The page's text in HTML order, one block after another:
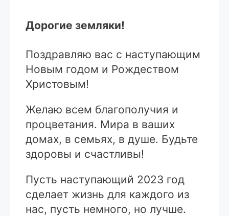
Дорогие земляки!
Поздравляю вас с наступающим
Новым годом и Рождеством
Христовым!
Желаю всем благополучия и
процветания. Мира в ваших
домах, в семьях, в душе. Будьте
здоровы и счастливы!
Пусть наступающий 2023 год
сделает жизнь для каждого из
нас, пусть немного, но лучше.